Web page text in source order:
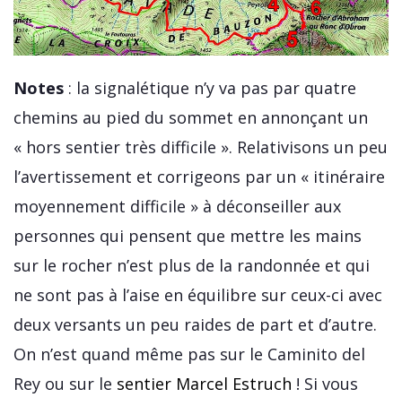
Notes : la signalétique n’y va pas par quatre
chemins au pied du sommet en annonçant un
« hors sentier très difficile ». Relativisons un peu
l’avertissement et corrigeons par un « itinéraire
moyennement difficile » à déconseiller aux
personnes qui pensent que mettre les mains
sur le rocher n’est plus de la randonnée et qui
ne sont pas à l’aise en équilibre sur ceux-ci avec
deux versants un peu raides de part et d’autre.
On n’est quand même pas sur le Caminito del
Rey ou sur le sentier Marcel Estruch ! Si vous